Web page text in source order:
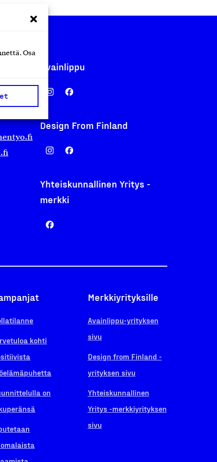
Osa
Avainlippu
Design From Finland
Yhteiskunnallinen Yritys -
merkki
kohti
on
Merkkiyrityksille
Avainlippu-yrityksen
sivu
Design from Finland -
yrityksen sivu
Yhteiskunnallinen
Yritys -merkkiyrityksen
sivu